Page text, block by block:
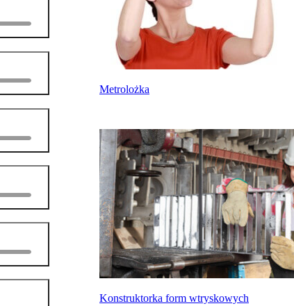
Metrolożka
Konstruktorka form wtryskowych